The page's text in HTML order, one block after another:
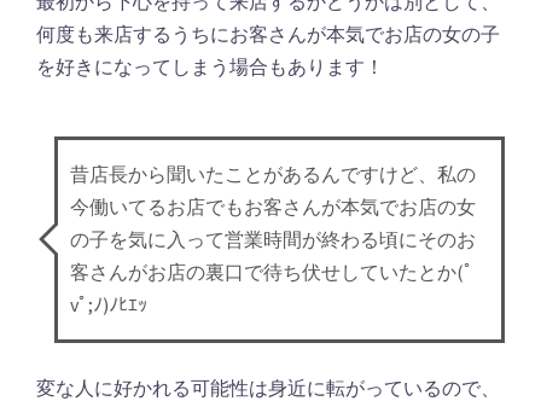
何度も来店するうちにお客さんが本気でお店の女の子
を好きになってしまう場合もあります！
昔店長から聞いたことがあるんですけど、私の
今働いてるお店でもお客さんが本気でお店の女
の子を気に入って営業時間が終わる頃にそのお
客さんがお店の裏口で待ち伏せしていたとか(ﾟ
vﾟ;ﾉ)ﾉﾋｴｯ
変な人に好かれる可能性は身近に転がっているので、